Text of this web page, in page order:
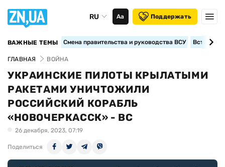
RU Аа Поддержать
ВАЖНЫЕ ТЕМЫ Смена правительства и руководства ВСУ
ГЛАВНАЯ ВОЙНА
УКРАИНСКИЕ ПИЛОТЫ КРЫЛАТЫМИ
РАКЕТАМИ УНИЧТОЖИЛИ
РОССИЙСКИЙ КОРАБЛЬ
«НОВОЧЕРКАССК» - ВС
26 декабря, 2023, 07:19
Поделиться